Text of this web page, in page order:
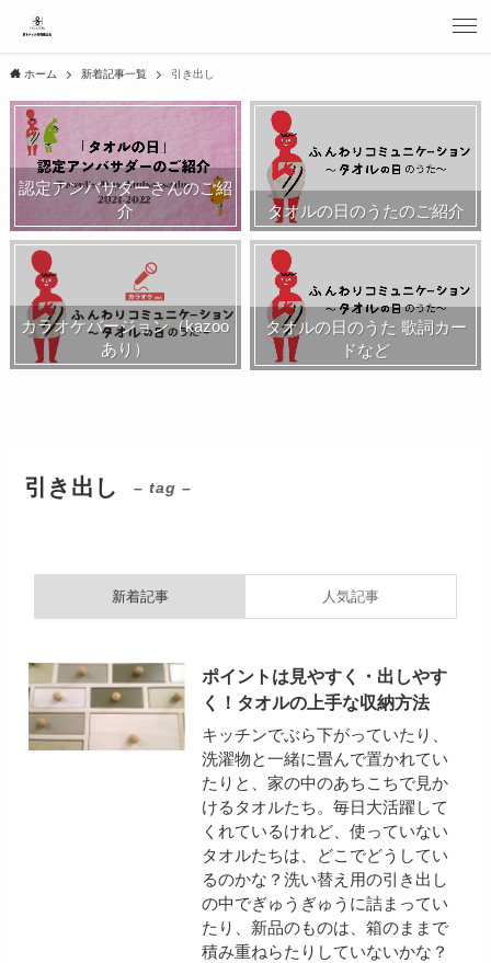
ホーム 新着記事一覧 引き出し
認定アンバサダーさんのご紹
介
タオルの日のうたのご紹介
カラオケバージョン（kazoo
あり）
タオルの日のうた 歌詞カー
ドなど
引き出し – tag –
新着記事 人気記事
ポイントは見やすく・出しやす
く！タオルの上手な収納方法
キッチンでぶら下がっていたり、
洗濯物と一緒に畳んで置かれてい
たりと、家の中のあちこちで見か
けるタオルたち。毎日大活躍して
くれているけれど、使っていない
タオルたちは、どこでどうしてい
るのかな？洗い替え用の引き出し
の中でぎゅうぎゅうに詰まってい
たり、新品のものは、箱のままで
積み重ねらたりしていないかな？